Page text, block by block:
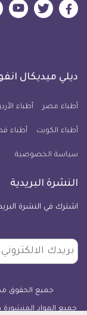
ديلي
فيسبوك
ديلي
تويتر
ديلي ميديكال
أطباء مصر أطباء
أطباء الكويت أطباء
سياسة الخصوصية
النشرة البريدية
اشترك في النشرة
بريدك
الالكتروني
جميع الحقوق
جميع المواد